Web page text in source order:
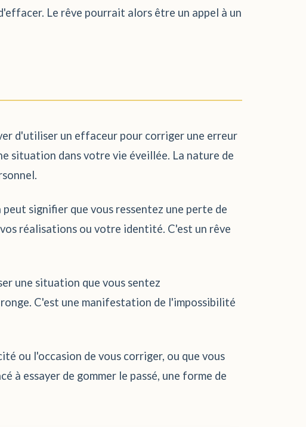
Le rêve pourrait alors être un appel à un
d'utiliser un effaceur pour corriger une erreur
situation dans votre vie éveillée. La nature de
signifier que vous ressentez une perte de
réalisations ou votre identité. C'est un rêve
une situation que vous sentez
C'est une manifestation de l'impossibilité
ou l'occasion de vous corriger, ou que vous
à essayer de gommer le passé, une forme de